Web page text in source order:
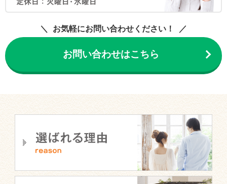
お気軽にお問い合わせください！
お問い合わせはこちら